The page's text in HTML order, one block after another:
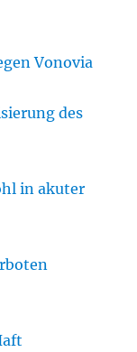
Vonovia
des
in akuter